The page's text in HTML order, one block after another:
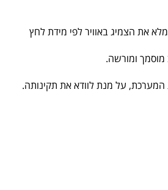
את הצמיג באוויר לפי מידת לחץ
מוסמך ומורשה.
על מנת לוודא את תקינותה.